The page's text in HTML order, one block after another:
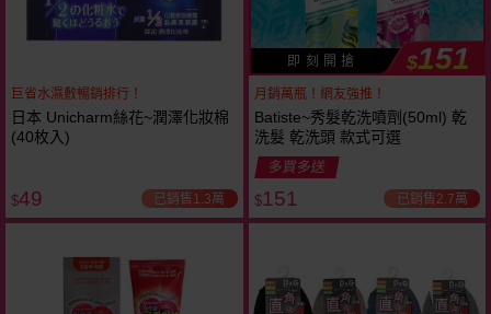
巨省水濕敷暢銷排行！
日本 Unicharm絲花~潤澤化妝棉
(40枚入)
$49 已銷售1.3萬
即 刻 開 搶 $151
月銷萬瓶！網友強推！
Batiste~秀髮乾洗噴劑(50ml) 乾
洗髮 乾洗頭 款式可選
多買多送
$151 已銷售2.7萬